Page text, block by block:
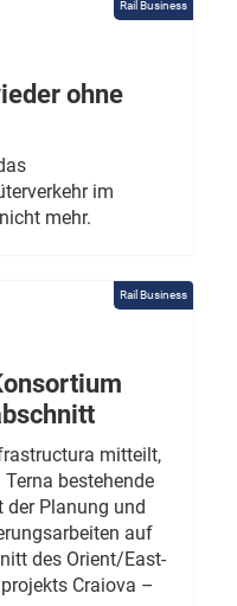
Rail Business
ohne
im
mehr.
Rail Business
mitteilt,
bestehende
Planung und
auf
des Orient/East-
Craiova –